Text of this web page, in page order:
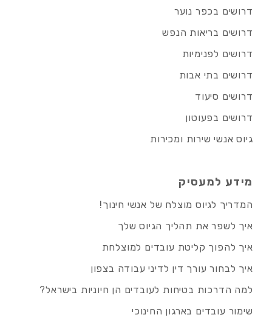
דרושים בכפר נוער
דרושים בריאות הנפש
דרושים לפנימיות
דרושים בתי אבות
דרושים סיעוד
דרושים בפעוטון
גיוס אנשי שירות ומכירות
מידע למעסיק
המדריך לגיוס מוצלח של אנשי חינוך!
איך לשפר את תהליך הגיוס שלך
איך להפוך קליטת עובדים למוצלחת
איך לבחור עורך דין לדיני עבודה בצפון
למה הדרכות בטיחות לעובדים הן חיוניות בישראל?
שימור עובדים בארגון החינוכי